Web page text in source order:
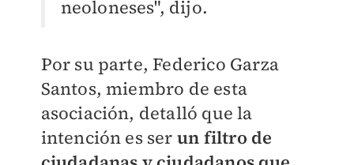
neoloneses", dijo.
Por su parte, Federico Garza
Santos, miembro de esta
asociación, detalló que la
intención es ser un filtro de